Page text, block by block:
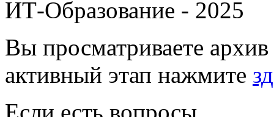
ИТ-Образование - 2025
Вы просматриваете
активный этап нажмите
Если есть вопросы